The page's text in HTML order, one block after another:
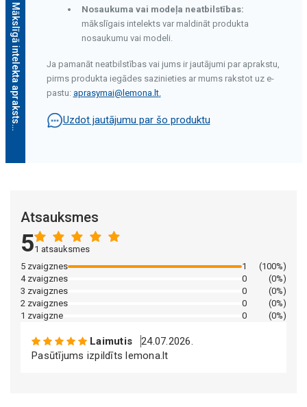
Mākslīgā intelekta apraksts
Mākslīgā intelekta apraksts
Mākslīgā intelekta apraksts
Nosaukuma vai modeļa neatbilstības:
mākslīgais intelekts var maldināt produkta
nosaukumu vai modeli.
Ja pamanāt neatbilstības vai jums ir jautājumi par aprakstu,
pirms produkta iegādes sazinieties ar mums rakstot uz e-
pastu: aprasymai@lemona.lt.
Uzdot jautājumu par šo produktu
Atsauksmes
51 atsauksmes
5 zvaigznes
1
(100%)
4 zvaigznes
0
(0%)
3 zvaigznes
0
(0%)
2 zvaigznes
0
(0%)
1 zvaigzne
0 (0%)
Laimutis
24.07.2026.
Pasūtījums izpildīts lemona.lt